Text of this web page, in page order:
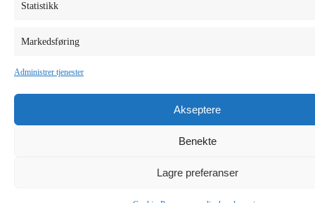
Statistikk
Markedsføring
Administrer tjenester
Akseptere
Benekte
Lagre preferanser